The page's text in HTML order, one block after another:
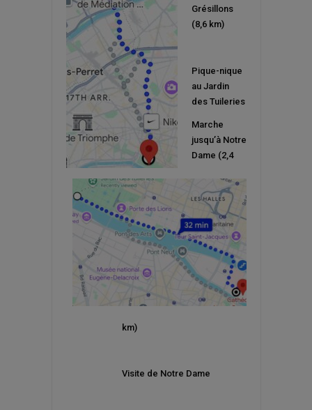
Grésillons
(8,6 km)
Pique-nique
au Jardin
des Tuileries
Marche
jusqu’à Notre
Dame (2,4
km)
Visite de Notre Dame